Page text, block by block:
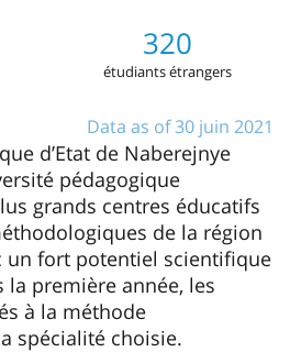
320
étudiants étrangers
Data as of 30 juin 2021
d’Etat de Naberejnye
pédagogique
grands centres éducatifs
de la région
un fort potentiel scientifique
la première année, les
à la méthode
spécialité choisie.